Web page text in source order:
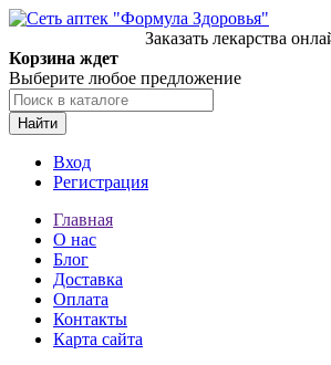
Заказать лекарства
Корзина ждет
Выберите любое предложение
Найти
Вход
Регистрация
Главная
О нас
Блог
Доставка
Оплата
Контакты
Карта сайта